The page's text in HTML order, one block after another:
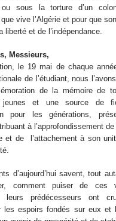
ou sous la torture d’un
vive l’Algérie et pour que
liberté et de l’indépendance.
Messieurs,
le 19 mai de chaque
de l’étudiant, nous
de la mémoire de
jeunes et une source de
pour les générations,
à l’approfondissement de
et de l’attachement à son
d’aujourd’hui savent, tout
comment puiser de ces
leurs prédécesseurs ont
les espoirs fondés sur eux et